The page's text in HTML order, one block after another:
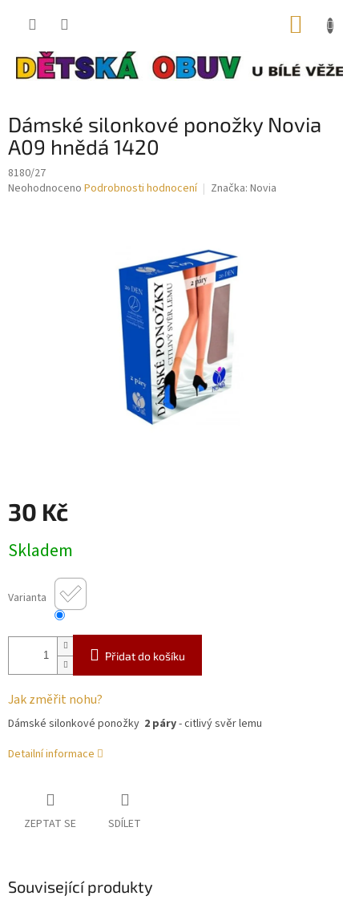
Dámské silonkové ponožky Novia
A09 hnědá 1420
8180/27
Průměrné
Neohodnoceno Podrobnosti hodnocení Značka: Novia
30 Kč
cena:
Skladem
Varianta
Přidat do košíku
Jak změřit nohu?
Dámské silonkové ponožky 2 páry- citlivý svěr lemu
Detailní informace
ZEPTAT SE SDÍLET
Související produkty